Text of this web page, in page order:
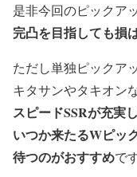
是非今回のピックア
完凸を目指しても損
ただし単独ピックア
キタサンやタキオンな
スピードSSRが充実
いつか来たるWピッ
待つのがおすすめで